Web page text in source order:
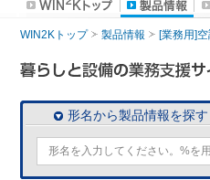
WIN2Kトップ 製品情報 [業務用]
形名から製品情報を探す